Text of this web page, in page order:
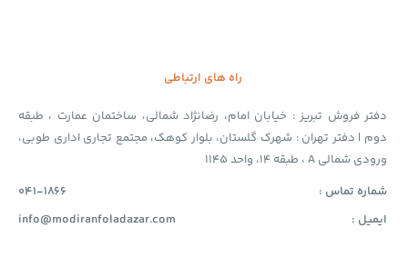
راه های ارتباطی
دفتر فروش تبریز : خیابان امام، رضانژاد شمالی، ساختمان عمارت ، طبقه
دوم | دفتر تهران : شهرک گلستان، بلوار کوهک، مجتمع تجاری اداری طوبی،
ورودی شمالی A ، طبقه 14، واحد 1145
شماره تماس :
041-1866
ایمیل :
info@modiranfoladazar.com